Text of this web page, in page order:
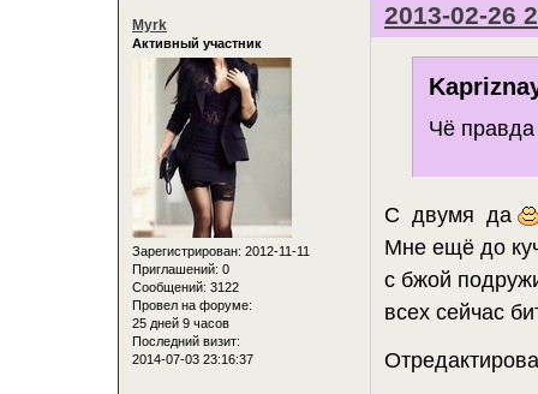
2013-02-26
Myrk
Активный участник
Зарегистрирован: 2012-11-11
Приглашений: 0
Сообщений: 3122
Провел на форуме:
25 дней 9 часов
Последний визит:
2014-07-03 23:16:37
Чё правда
С двумя да
Мне ещё до
с бжой
всех сейчас